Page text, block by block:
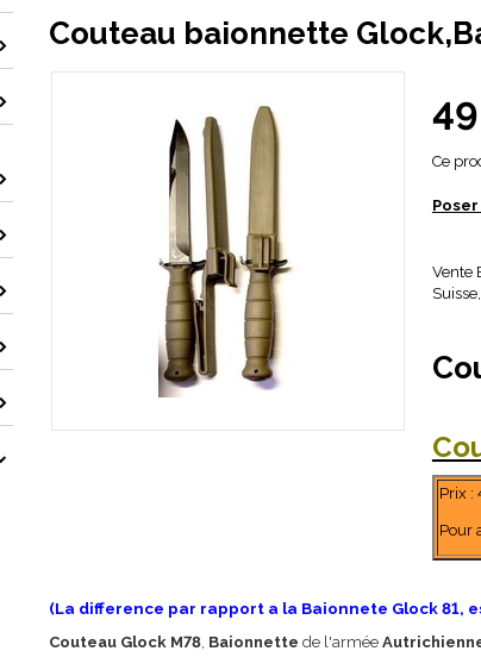
Couteau baionnette
Ce
Vente
Prix :
Pour
(La difference par rapport a la Baionnete Glock 81,
Couteau Glock M78, Baionnette de l'armée